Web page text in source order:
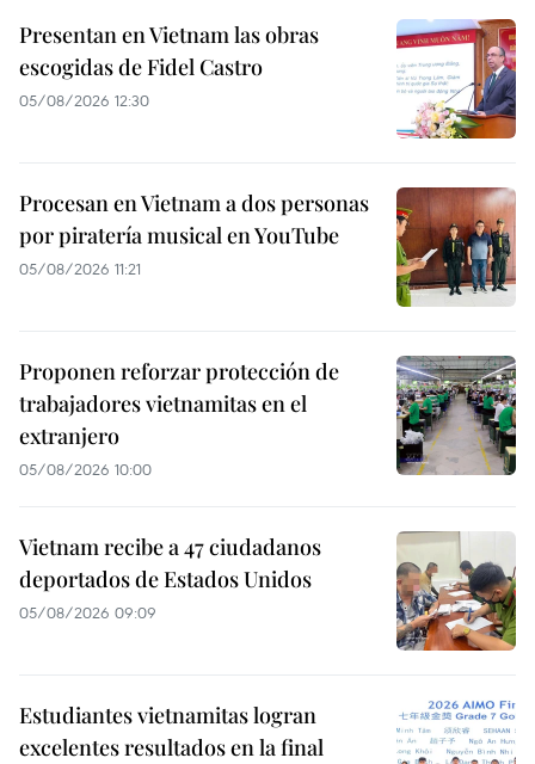
Presentan en Vietnam las obras
escogidas de Fidel Castro
05/08/2026 12:30
Procesan en Vietnam a dos personas
por piratería musical en YouTube
05/08/2026 11:21
Proponen reforzar protección de
trabajadores vietnamitas en el
extranjero
05/08/2026 10:00
Vietnam recibe a 47 ciudadanos
deportados de Estados Unidos
05/08/2026 09:09
Estudiantes vietnamitas logran
excelentes resultados en la final